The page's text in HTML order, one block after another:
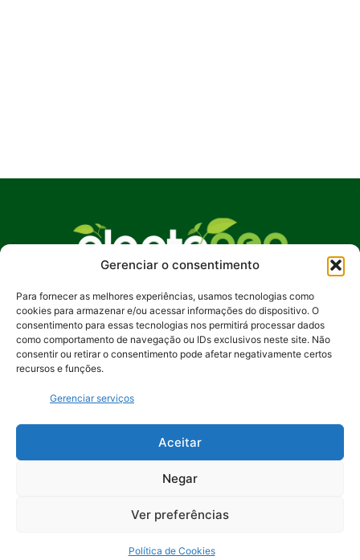
Gerenciar o consentimento
Para fornecer as melhores experiências, usamos tecnologias como
cookies para armazenar e/ou acessar informações do dispositivo. O
consentimento para essas tecnologias nos permitirá processar dados
como comportamento de navegação ou IDs exclusivos neste site. Não
consentir ou retirar o consentimento pode afetar negativamente certos
recursos e funções.
Gerenciar serviços
Aceitar
Negar
Ver preferências
Política de Cookies
No Plante Geo Notícias, buscamos promover
uma compreensão mais profunda das questões
ambientais, incentivando ações sustentáveis e
despertando o interesse pela preservação de
nosso planeta. Junte-se a nós na jornada rumo a
um futuro mais verde e equilibrado.
Contato:contato@plantegeonoticias.com.br
© 2024 Plante Geo Notícias. Feito porUios - Soluções Digitais